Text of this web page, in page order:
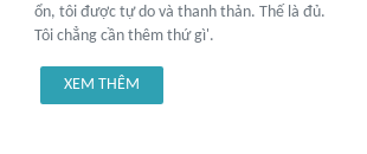
ổn, tôi được tự do và thanh thản. Thế là đủ.
Tôi chẳng cần thêm thứ gì'.
XEM THÊM